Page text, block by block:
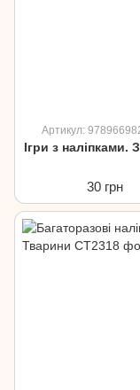
Артикул:
Ігри з наліпками.
30 грн